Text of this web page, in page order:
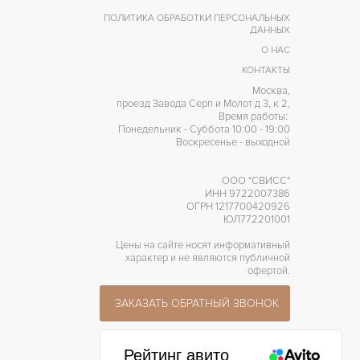
ПОЛИТИКА ОБРАБОТКИ ПЕРСОНАЛЬНЫХ
ДАННЫХ
О НАС
КОНТАКТЫ
Москва,
проезд Завода Серп и Молот д 3, к 2,
Время работы:
Понедельник - Суббота 10:00 - 19:00
Воскресенье - выходной
ООО "СВИСС"
ИНН 9722007386
ОГРН 1217700420926
ЮЛ772201001
Цены на сайте носят информативный
характер и не являются публичной
офертой.
ЗАКАЗАТЬ ОБРАТНЫЙ ЗВОНОК
Рейтинг авито